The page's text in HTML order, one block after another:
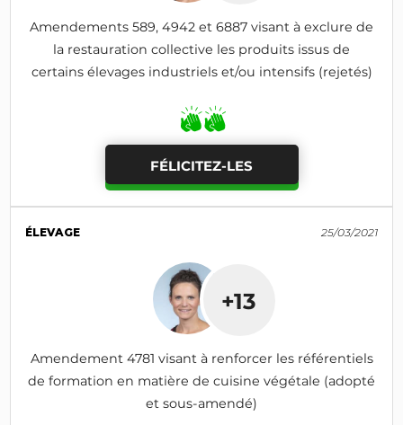
Amendements 589, 4942 et 6887 visant à exclure de
la restauration collective les produits issus de
certains élevages industriels et/ou intensifs (rejetés)
FÉLICITEZ-LES
ÉLEVAGE 25/03/2021
+13
Amendement 4781 visant à renforcer les référentiels
de formation en matière de cuisine végétale (adopté
et sous-amendé)